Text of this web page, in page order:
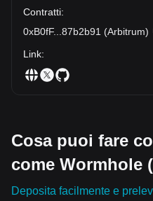
Contratti:
0xB0fF... 87b2b91 (Arbitrum)
Link:
Cosa puoi fare
come Wormhole
Deposita facilmente e